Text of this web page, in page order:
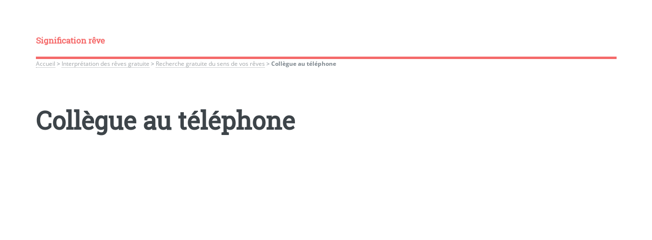
Signification rêve
Accueil > Interprétation des rêves gratuite > Recherche gratuite du sens de vos rêves > Collègue au téléphone
Collègue au téléphone